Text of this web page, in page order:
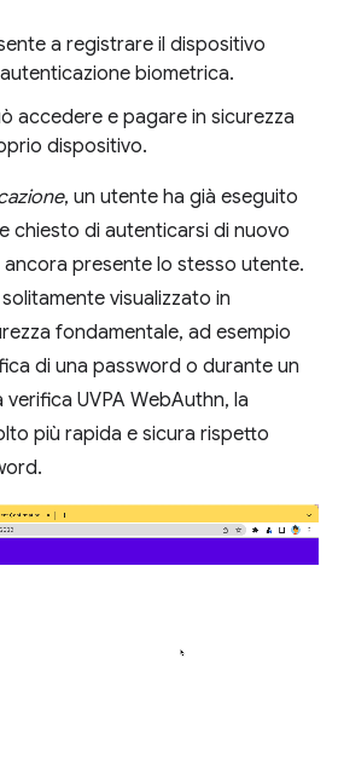
a registrare il dispositivo
biometrica.
accedere e pagare in sicurezza
dispositivo.
, un utente ha già eseguito
chiesto di autenticarsi di nuovo
presente lo stesso utente.
visualizzato in
fondamentale, ad esempio
di una password o durante un
UVPA WebAuthn, la
più rapida e sicura rispetto